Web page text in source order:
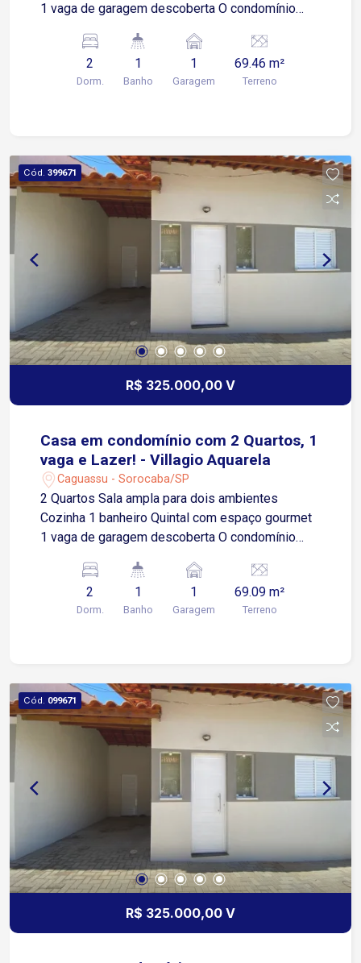
1 vaga de garagem descoberta O condomínio
Localização privilegiada: Fácil acesso à Av.
Ipanema, próximo a supermercados, diversos
comércios e ao Rede Bom Lugar.
2
Dorm.
1
Banho
1
Garagem
69.46 m²
Terreno
Cód. 399671
R$ 325.000,00 V
Casa em condomínio com 2 Quartos, 1
vaga e Lazer! - Villagio Aquarela
Caguassu - Sorocaba/SP
2 Quartos Sala ampla para dois ambientes
Cozinha 1 banheiro Quintal com espaço gourmet
1 vaga de garagem descoberta O condomínio
Localização privilegiada: Fácil acesso à Av.
Ipanema, próximo a supermercados, diversos
comércios e ao Rede Bom Lugar.
2
Dorm.
1
Banho
1
Garagem
69.09 m²
Terreno
Cód. 099671
R$ 325.000,00 V